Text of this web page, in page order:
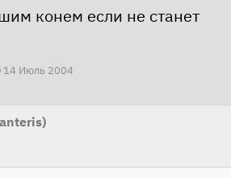
конем если не станет
Д
а
а
14 Июль 2004